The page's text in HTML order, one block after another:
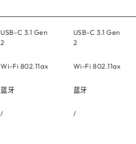
USB-C 3.1 Gen
2
USB-C 3.1 Gen
2
Wi-Fi 802.11ax Wi-Fi 802.11ax
蓝牙 蓝牙
/ /